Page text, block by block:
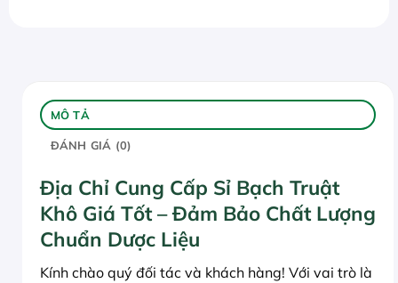
MÔ TẢ
ĐÁNH GIÁ (0)
Địa Chỉ Cung Cấp Sỉ Bạch Truật
Khô Giá Tốt – Đảm Bảo Chất Lượng
Chuẩn Dược Liệu
Kính chào quý đối tác và khách hàng! Với vai trò là